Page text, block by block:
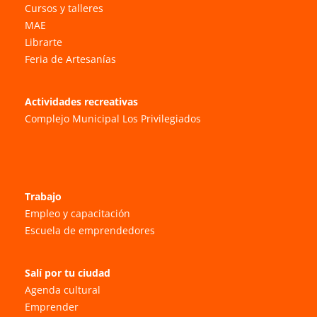
Cursos y talleres
MAE
Librarte
Feria de Artesanías
Actividades recreativas
Complejo Municipal Los Privilegiados
Trabajo
Empleo y capacitación
Escuela de emprendedores
Salí por tu ciudad
Agenda cultural
Emprender